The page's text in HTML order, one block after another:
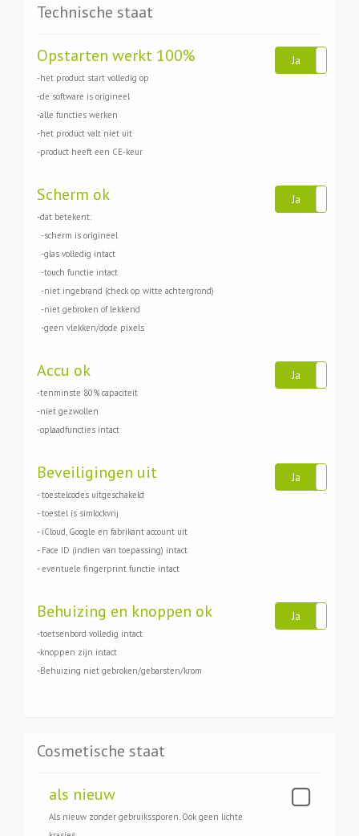
Technische staat
Opstarten werkt 100%
-het product start volledig op
-de software is origineel
-alle functies werken
-het product valt niet uit
-product heeft een CE-keur
Ja
Scherm ok
-dat betekent:
-scherm is origineel
-glas volledig intact
-touch functie intact
-niet ingebrand (check op witte achtergrond)
-niet gebroken of lekkend
-geen vlekken/dode pixels
Ja
Accu ok
-tenminste 80% capaciteit
-niet gezwollen
-oplaadfuncties intact
Ja
Beveiligingen uit
- toestelcodes uitgeschakeld
- toestel is simlockvrij
- iCloud, Google en fabrikant account uit
- Face ID (indien van toepassing) intact
- eventuele fingerprint functie intact
Ja
Behuizing en knoppen ok
-toetsenbord volledig intact
-knoppen zijn intact
-Behuizing niet gebroken/gebarsten/krom
Ja
Cosmetische staat
als nieuw
Als nieuw zonder gebruikssporen. Ook geen lichte